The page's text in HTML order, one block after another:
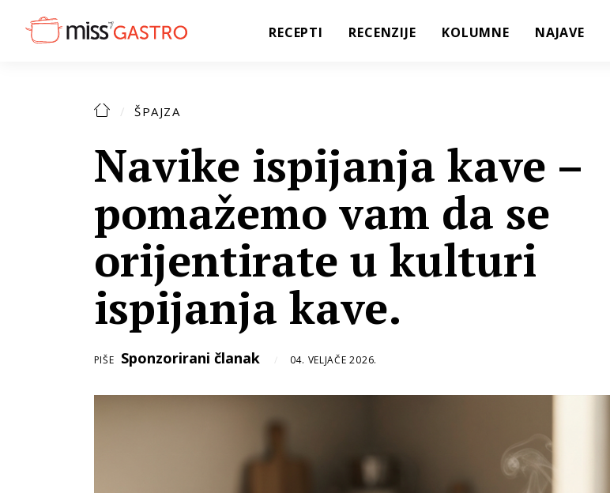
RECEPTI RECENZIJE KOLUMNE NAJAVE
ŠPAJZA
Navike ispijanja kave –
pomažemo vam da se
orijentirate u kulturi
ispijanja kave.
PIŠE Sponzorirani članak 04. VELJAČE 2026.